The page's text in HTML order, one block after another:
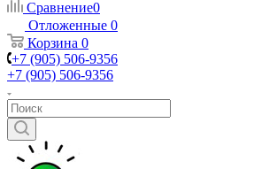
Сравнение0
Отложенные 0
Корзина 0
+7 (905) 506-9356
+7 (905) 506-9356